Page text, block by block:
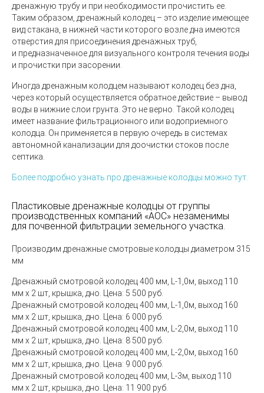
дренажную трубу и при необходимости прочистить ее.
Таким образом, дренажный колодец – это изделие имеющее
вид стакана, в нижней части которого возле дна имеются
отверстия для присоединения дренажных труб,
и предназначенное для визуального контроля течения воды
и прочистки при засорении.
Иногда дренажным колодцем называют колодец без дна,
через который осуществляется обратное действие – вывод
воды в нижние слои грунта. Это не верно. Такой колодец
имеет название фильтрационного или водоприемного
колодца . Он применяется в первую очередь в системах
автономной канализации для доочистки стоков после
септика.
Более подробно узнать про дренажные колодцы можно тут.
Пластиковые дренажные колодцы от группы
производственных компаний «АОС» незаменимы
для почвенной фильтрации земельного участка.
Производим дренажные смотровые колодцы диаметром 315
мм
Дренажный смотровой колодец 400 мм, L-1,0м, выход 110
мм х 2 шт, крышка, дно. Цена: 5 500 руб.
Дренажный смотровой колодец 400 мм, L-1,0м, выход 160
мм х 2 шт, крышка, дно. Цена: 6 000 руб.
Дренажный смотровой колодец 400 мм, L-2,0м, выход 110
мм х 2 шт, крышка, дно. Цена: 8 500 руб.
Дренажный смотровой колодец 400 мм, L-2,0м, выход 160
мм х 2 шт, крышка, дно. Цена: 9 000 руб.
Дренажный смотровой колодец 400 мм, L-3м, выход 110
мм х 2 шт, крышка, дно. Цена: 11 900 руб.